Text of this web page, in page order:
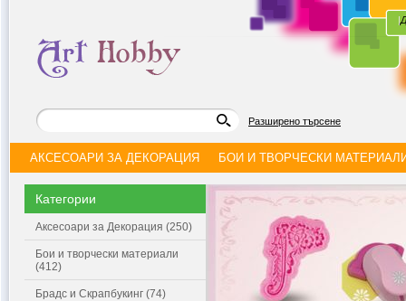
|
Разширено търсене
АКСЕСОАРИ ЗА ДЕКОРАЦИЯ БОИ И ТВОРЧЕСКИ
Категории
Аксесоари за Декорация (250)
Бои и творчески материали
(412)
Брадс и Скрапбукинг (74)